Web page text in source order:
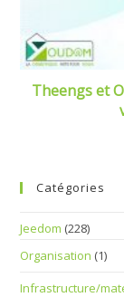
Theengs et
Catégories
Jeedom (228)
Organisation (1)
Infrastructure/